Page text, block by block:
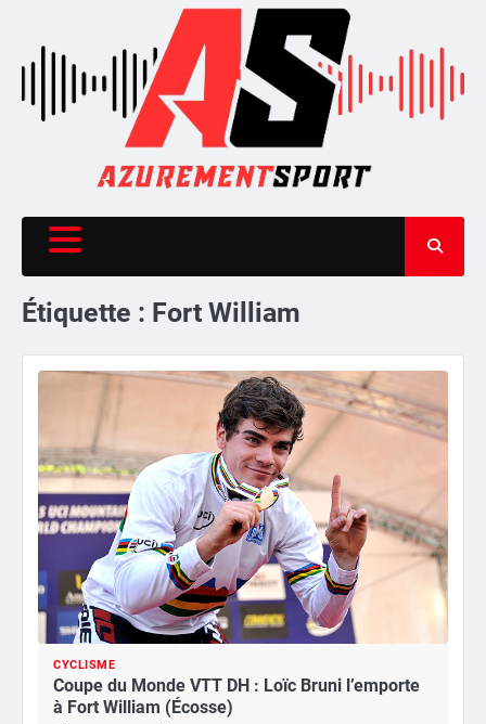
content
Étiquette : Fort William
CYCLISME
Coupe du Monde VTT DH : Loïc Bruni l’emporte
à Fort William (Écosse)